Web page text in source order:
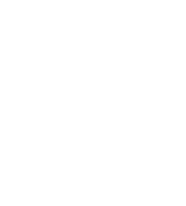
ayah 2:83,
3:75, 3:130,
2:247, 3:181,